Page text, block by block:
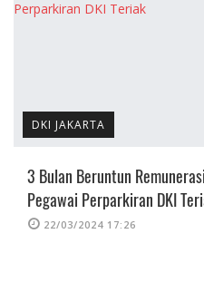
DKI JAKARTA
3 Bulan Beruntun
Pegawai Perparkiran DKI
22/03/2024 17:26